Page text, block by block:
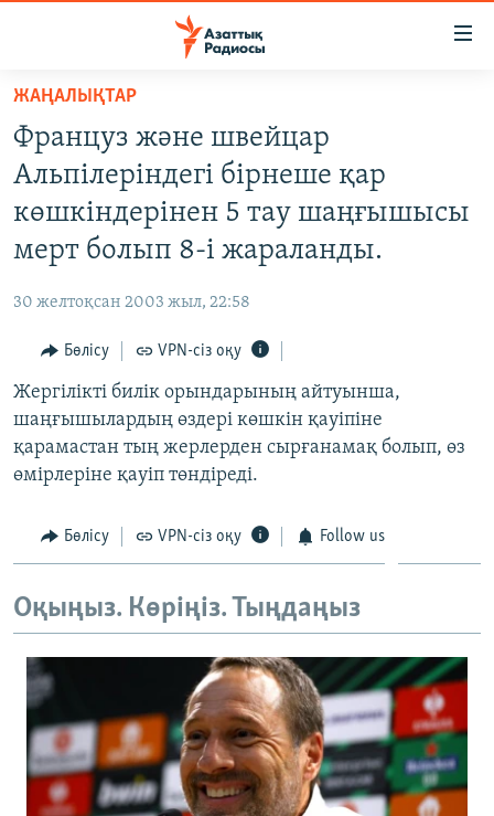
Skip
main
content
to
main
Skip
Search
САЯСАТ
AZATTYQTV
ҚАҢТАР ОҚИҒАСЫ
ӘЛЕУМЕТ
ӘЛЕМ
АРНАЙЫ ЖОБАЛАР
Русский
Басқа тілдерде
ЖАҢАЛЫҚТАР
Француз және швейцар
Альпілеріндегі бірнеше қар
көшкіндерінен 5 тау шаңғышысы
мерт болып 8-і жараланды.
30 желтоқсан 2003 жыл, 22:58
Бөлісу VPN-сіз оқу
Жергілікті билік орындарының айтуынша,
шаңғышылардың өздері көшкін қауіпіне
қарамастан тың жерлерден сырғанамақ болып, өз
өмірлеріне қауіп төндіреді.
Бөлісу VPN-сіз оқу Follow us
Оқыңыз. Көріңіз. Тыңдаңыз